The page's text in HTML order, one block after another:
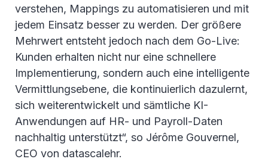
verstehen, Mappings zu automatisieren und mit
jedem Einsatz besser zu werden. Der größere
Mehrwert entsteht jedoch nach dem Go-Live:
Kunden erhalten nicht nur eine schnellere
Implementierung, sondern auch eine intelligente
Vermittlungsebene, die kontinuierlich dazulernt,
sich weiterentwickelt und sämtliche KI-
Anwendungen auf HR- und Payroll-Daten
nachhaltig unterstützt“, so Jérôme Gouvernel,
CEO von datascalehr.